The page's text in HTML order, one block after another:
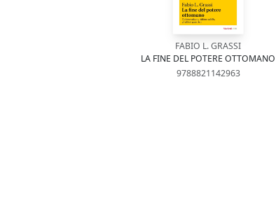
FABIO L. GRASSI
LA FINE DEL POTERE OTTOMANO
9788821142963